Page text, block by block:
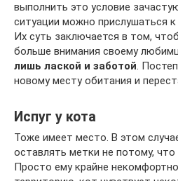
выполнить это условие
ситуации можно прислушаться
Их суть заключается в том,
больше внимания своему
лишь лаской и заботой.
новому месту обитания и
Испуг у кота
Тоже имеет место. В этом
оставлять метки не потому, что
Просто ему крайне